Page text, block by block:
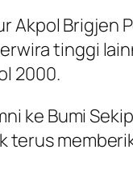
Akpol Brigjen
tinggi
2000.
ke Bumi
terus